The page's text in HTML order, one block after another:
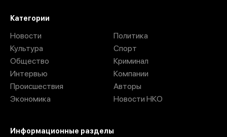
Категории
Новости
Культура
Общество
Интервью
Происшествия
Экономика
Политика
Спорт
Криминал
Компании
Авторы
Новости НКО
Информационные разделы